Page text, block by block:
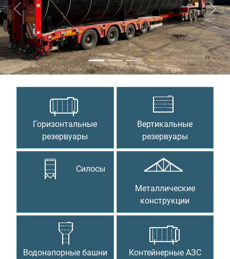
Предыдущий
Горизонтальные
резервуары
Вертикальные
резервуары
Силосы
Металлические
конструкции
Водонапорные башни Контейнерные АЗС